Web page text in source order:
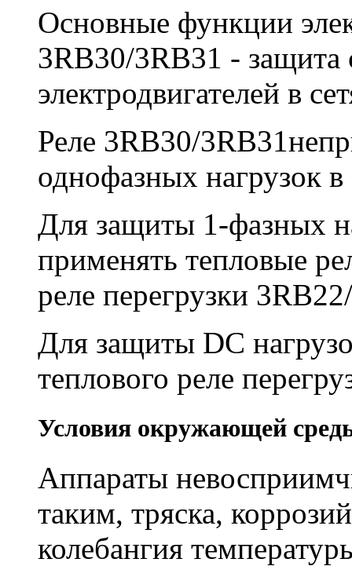
Основные функции
3RB30/3RB31 - защита
электродвигателей в
Реле 3RB30/
однофазных нагрузок
Для защиты 1-фазных
применять тепловые
реле перегрузки
Для защиты DC
теплового реле
Условия окружающей
Аппараты
таким, тряска,
колебангия